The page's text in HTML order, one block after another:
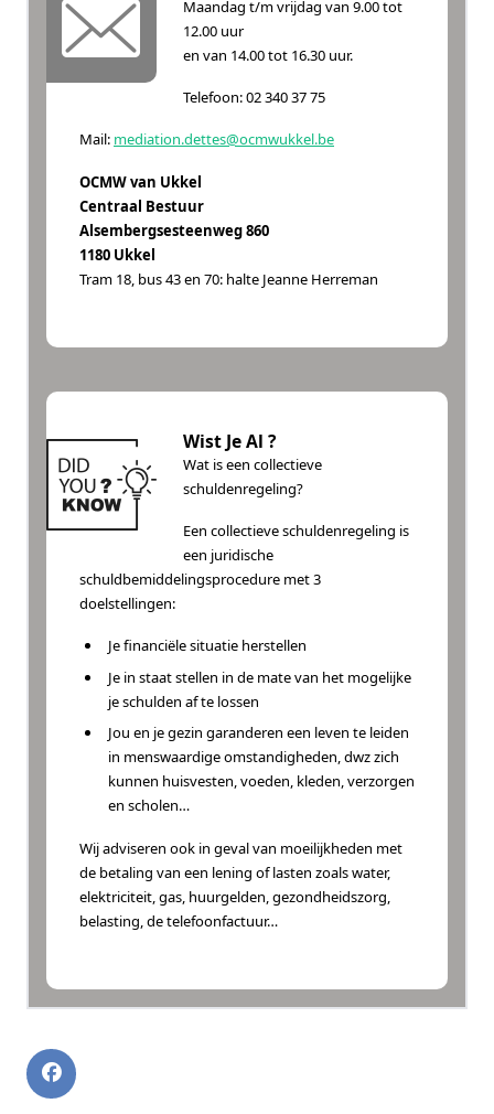
Maandag t/m vrijdag van 9.00 tot
12.00 uur
en van 14.00 tot 16.30 uur.
Telefoon: 02 340 37 75
Mail: mediation.dettes@ocmwukkel.be
OCMW van Ukkel
Centraal Bestuur
Alsembergsesteenweg 860
1180 Ukkel
Tram 18, bus 43 en 70: halte Jeanne Herreman
Wist Je Al ?
Wat is een collectieve
schuldenregeling?
Een collectieve schuldenregeling is
een juridische
schuldbemiddelingsprocedure met 3
doelstellingen:
Je financiële situatie herstellen
Je in staat stellen in de mate van het mogelijke
je schulden af te lossen
Jou en je gezin garanderen een leven te leiden
in menswaardige omstandigheden, dwz zich
kunnen huisvesten, voeden, kleden, verzorgen
en scholen…
Wij adviseren ook in geval van moeilijkheden met
de betaling van een lening of lasten zoals water,
elektriciteit, gas, huurgelden, gezondheidszorg,
belasting, de telefoonfactuur…